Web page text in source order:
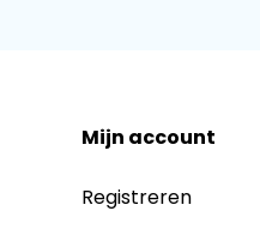
Mijn account
Registreren